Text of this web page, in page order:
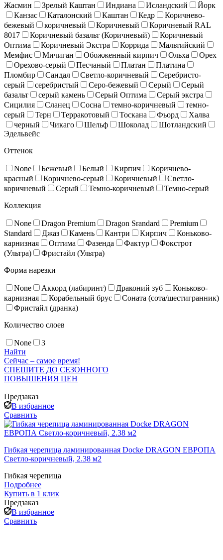
Жасмин
Зрелый Каштан Индиана Исландский
Йорк
Канзас
Каталонский Каштан Кедр
Коричнево-
бежевый
коричневый Коричневый
Коричневый RAL
8017
Коричневый базальт (Коричневый)
Коричневый
Оптима
Коричневый Экстра Коррида
Мальтийский
Мемфис
Мичиган Обожженный кирпич Ольха
Орех
Орехово-серый
Песчаный Платан
Платина
Пломбир
Сандал Светло-коричневый
Серебристо-
серый
серебристый Серо-бежевый Серый
Серый
базальт
серый камень Серый Оптима
Серый экстра
Сицилия
Сланец Сосна темно-коричневый
темно-
серый
Терн Терракотовый Тоскана Фьорд
Халва
черный
Чикаго Шельф Шоколад
Шотландский
Эдельвейс
Оттенок
None Бежевый Белый Кирпич
Коричнево-
красный
Коричнево-серый Коричневый
Светло-
коричневый
Серый Темно-коричневый
Темно-серый
Коллекция
None Dragon Premium Dragon Srandard
Premium
Standard
Джаз Камень Кантри Кирпич
Коньково-
карнизная
Оптима Фазенда Фактур
Фокстрот
(Ультра)
Фристайл (Ультра)
Форма нарезки
None Аккорд (лабиринт) Драконий зуб
Коньково-
карнизная
Корабельный брус
Соната (сота/шестигранник)
Фристайл (дранка)
Количество слоев
None
3
Найти
Сейчас – самое время!
СПЕШИТЕ ДО СЕЗОННОГО
ПОВЫШЕНИЯ ЦЕН
Предзаказ
В избранное
Сравнить
Гибкая черепица ламинированная Docke DRAGON ЕВРОПА
Светло-коричневый, 2.38 м2
Гибкая черепица
Подробнее
Купить в 1 клик
Предзаказ
В избранное
Сравнить